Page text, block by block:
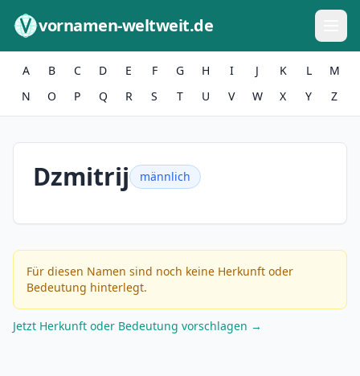
vornamen-weltweit.de
A B C D E F G H I J K L
M
N
O P Q R S T U V W X Y Z
Dzmitrij männlich
Für diesen Namen sind noch keine Herkunft oder
Bedeutung hinterlegt.
Jetzt Herkunft oder Bedeutung vorschlagen →